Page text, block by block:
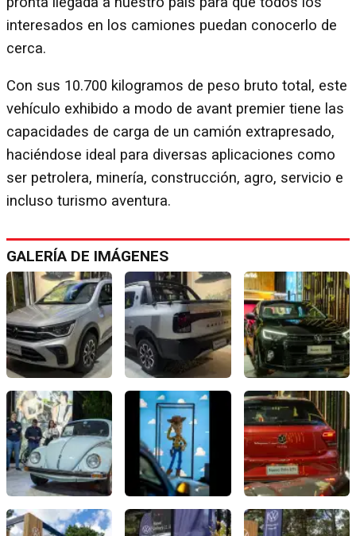
interesados en los camiones puedan conocerlo de
cerca.
Con sus 10.700 kilogramos de peso bruto total, este
vehículo exhibido a modo de avant premier tiene las
capacidades de carga de un camión extrapresado,
haciéndose ideal para diversas aplicaciones como
ser petrolera, minería, construcción, agro, servicio e
incluso turismo aventura.
GALERÍA DE IMÁGENES